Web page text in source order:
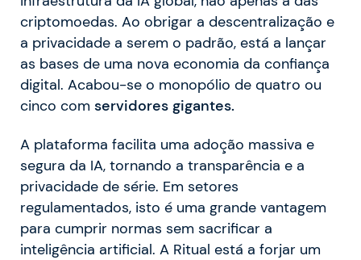
criptomoedas. Ao obrigar a descentralização e
a privacidade a serem o padrão, está a lançar
as bases de uma nova economia da confiança
digital. Acabou-se o monopólio de quatro ou
cinco com servidores gigantes.
A plataforma facilita uma adoção massiva e
segura da IA, tornando a transparência e a
privacidade de série. Em setores
regulamentados, isto é uma grande vantagem
para cumprir normas sem sacrificar a
inteligência artificial. A Ritual está a forjar um